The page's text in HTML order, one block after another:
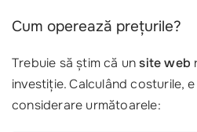
Cum operează prețurile?
Trebuie să știm că unsite web
investiție. Calculând costurile,
considerare următoarele: